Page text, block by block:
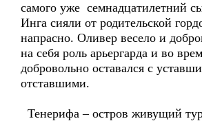
самого уже семнадцатилетний
Инга сияли от родительской
напрасно. Оливер весело и
на себя роль арьергарда и во
добровольно оставался с
отставшими.
Тенерифа – остров живущий